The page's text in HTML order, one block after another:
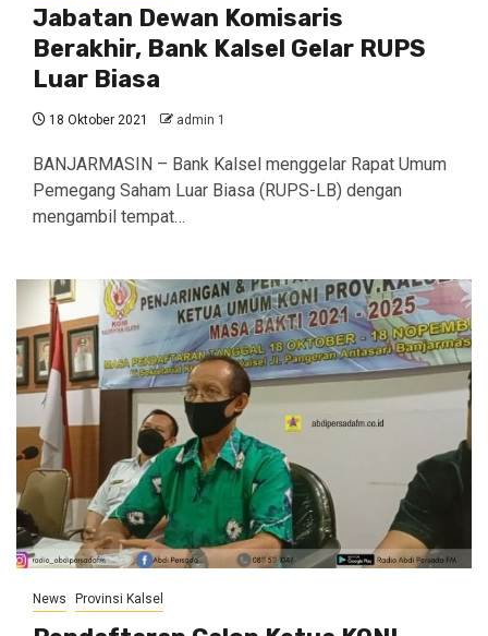
Jabatan Dewan Komisaris
Berakhir, Bank Kalsel Gelar RUPS
Luar Biasa
18 Oktober 2021 admin 1
BANJARMASIN – Bank Kalsel menggelar Rapat Umum
Pemegang Saham Luar Biasa (RUPS-LB) dengan
mengambil tempat…
News Provinsi Kalsel